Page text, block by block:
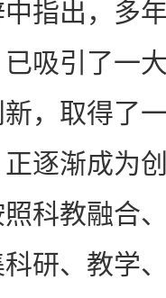
出，多年
吸引了一
，取得了
逐渐成为
科教融合
研、教学